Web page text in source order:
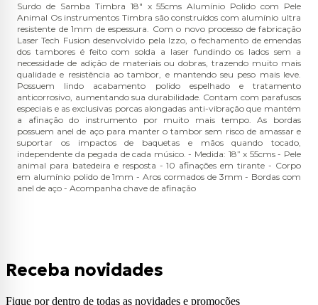
Surdo de Samba Timbra 18" x 55cms Alumínio Polido com Pele
Animal Os instrumentos Timbra são construídos com alumínio ultra
resistente de 1mm de espessura. Com o novo processo de fabricação
Laser Tech Fusion desenvolvido pela Izzo, o fechamento de emendas
dos tambores é feito com solda a laser fundindo os lados sem a
necessidade de adição de materiais ou dobras, trazendo muito mais
qualidade e resistência ao tambor, e mantendo seu peso mais leve.
Possuem lindo acabamento polido espelhado e tratamento
anticorrosivo, aumentando sua durabilidade. Contam com parafusos
especiais e as exclusivas porcas alongadas anti-vibração que mantém
a afinação do instrumento por muito mais tempo. As bordas
possuem anel de aço para manter o tambor sem risco de amassar e
suportar os impactos de baquetas e mãos quando tocado,
independente da pegada de cada músico. - Medida: 18” x 55cms - Pele
animal para batedeira e resposta - 10 afinações em tirante - Corpo
em alumínio polido de 1mm - Aros cormados de 3mm - Bordas com
anel de aço - Acompanha chave de afinação
Receba novidades
Fique por dentro de todas as novidades e promoções